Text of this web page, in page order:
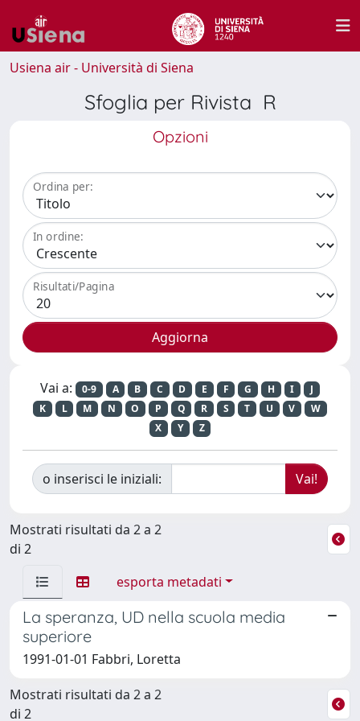
Usiena air - Università di Siena
Sfoglia per Rivista R
Opzioni
Ordina per:
In ordine:
Risultati/Pagina
Vai a: 0-9 A B C D E F G H I
J
K
L M N O P Q R S T U V
W
X
Y Z
o inserisci le iniziali:
Mostrati risultati da 2 a 2
di 2
esporta metadati
La speranza, UD nella scuola media
superiore
1991-01-01 Fabbri, Loretta
Mostrati risultati da 2 a 2
di 2